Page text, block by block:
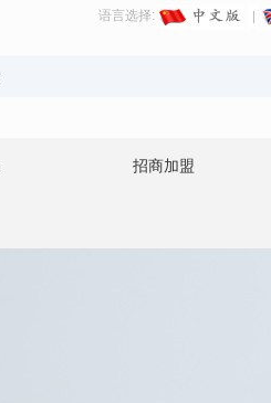
语言选择:
招商加盟